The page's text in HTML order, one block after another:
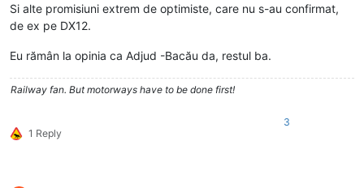
Si alte promisiuni extrem de optimiste, care nu s-au confirmat,
de ex pe DX12.
Eu rămân la opinia ca Adjud -Bacău da, restul ba.
Railway fan. But motorways have to be done first!
1 Reply
3